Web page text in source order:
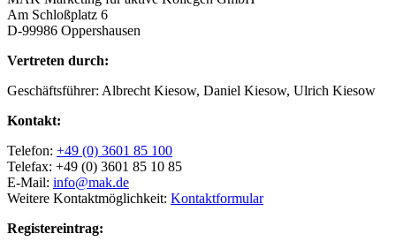
Am Schloßplatz 6
D-99986 Oppershausen
Vertreten durch:
Geschäftsführer: Albrecht Kiesow, Daniel Kiesow, Ulrich Kiesow
Kontakt:
Telefon: +49 (0) 3601 85 100
Telefax: +49 (0) 3601 85 10 85
E-Mail: info@mak.de
Weitere Kontaktmöglichkeit: Kontaktformular
Registereintrag: